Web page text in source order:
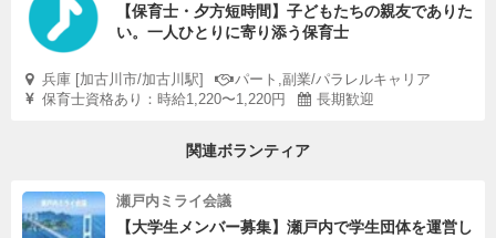
【保育士・夕方短時間】子どもたちの親友でありた
い。一人ひとりに寄り添う保育士
兵庫 [加古川市/加古川駅]
パート,副業/パラレルキャリア
保育士資格あり：時給1,220〜1,220円
長期歓迎
関連ボランティア
瀬戸内ミライ会議
【大学生メンバー募集】瀬戸内で学生団体を運営し